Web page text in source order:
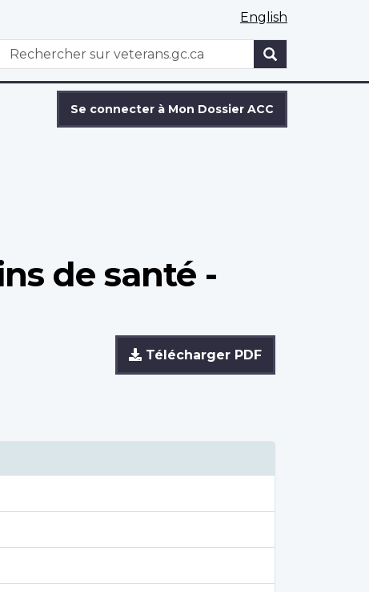
English
WxT
Search
Rechercher
Se connecter à Mon Dossier ACC
de santé -
Télécharger PDF